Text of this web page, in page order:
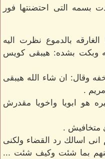
بسمه التى احتضنتها فور
بالدموع نظرت اليه
وبكت بشده: هيبقى كويس
وقال: ان شاء الله هيبقى
.
هو ابويا واخويا مقدرش
متخافيش .
اسالك رد القضاء ولكنى
بما شئت وكيف شئت ...